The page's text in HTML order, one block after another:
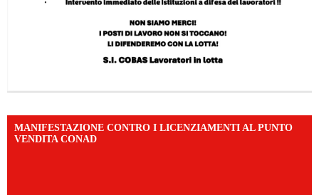
MANIFESTAZIONE CONTRO I LICENZIAMENTI AL PUNTO
VENDITA CONAD